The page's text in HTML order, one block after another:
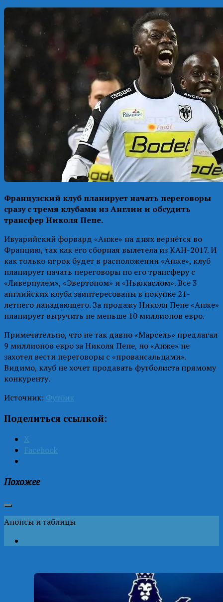
Французский клуб планирует начать переговоры
сразу с тремя клубами из Англии и обсудить
трансфер Николя Пепе.
Ивуарийский форвард «Анже» на днях вернётся во
Францию, так как его сборная вылетела из КАН-2017. И
как только игрок будет в расположении «Анже», клуб
планирует начать переговоры по его трансферу с
«Ливерпулем», «Эвертоном» и «Ньюкаслом». Все 3
английских клуба заинтересованы в покупке 21-
летнего нападающего. За продажу Николя Пепе «Анже»
планирует выручить не меньше 10 миллионов евро.
Примечательно, что не так давно «Марсель» предлагал
9 миллионов евро за Николя Пепе, но «Анже» не
захотел вести переговоры с «провансальцами».
Видимо, клуб не хочет продавать футболиста прямому
конкуренту.
Источник: Футбик
Поделиться ссылкой:
X
Facebook
Похожее
Анонсы и таблицы